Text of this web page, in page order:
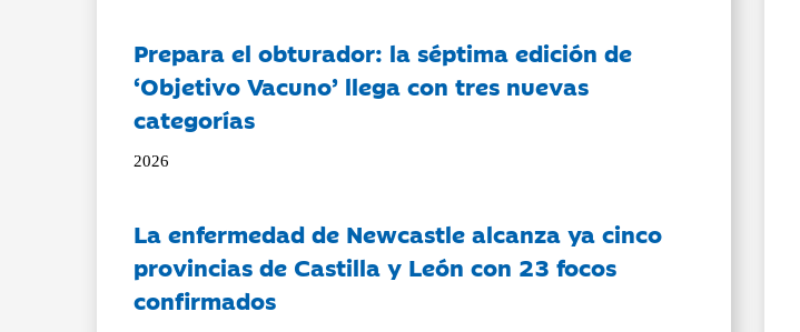
Prepara el obturador: la séptima edición de
‘Objetivo Vacuno’ llega con tres nuevas
categorías
2026
La enfermedad de Newcastle alcanza ya cinco
provincias de Castilla y León con 23 focos
confirmados